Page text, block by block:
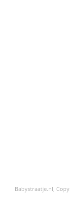
Babystraatje.nl,